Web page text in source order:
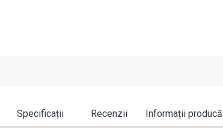
Specificații Recenzii Informații